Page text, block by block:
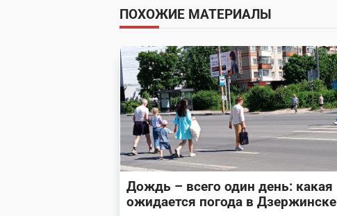
subtitle
screen-
reader-
text">Page</span>
ПОХОЖИЕ МАТЕРИАЛЫ
Дождь – всего один день: какая
ожидается погода в Дзержинске